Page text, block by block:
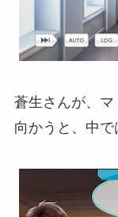
蒼生さんが、
向かうと、中